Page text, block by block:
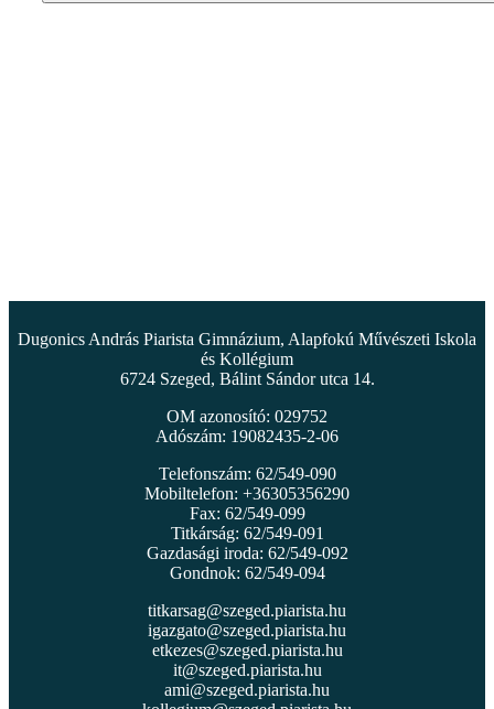
Dugonics András Piarista Gimnázium, Alapfokú Művészeti Iskola
és Kollégium
6724 Szeged, Bálint Sándor utca 14.
OM azonosító: 029752
Adószám: 19082435-2-06
Telefonszám: 62/549-090
Mobiltelefon: +36305356290
Fax: 62/549-099
Titkárság: 62/549-091
Gazdasági iroda: 62/549-092
Gondnok: 62/549-094
titkarsag@szeged.piarista.hu
igazgato@szeged.piarista.hu
etkezes@szeged.piarista.hu
it@szeged.piarista.hu
ami@szeged.piarista.hu